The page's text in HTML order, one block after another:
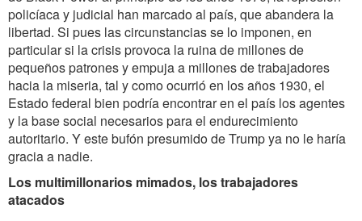
policíaca y judicial han marcado al país, que abandera la
libertad. Si pues las circunstancias se lo imponen, en
particular si la crisis provoca la ruina de millones de
pequeños patrones y empuja a millones de trabajadores
hacia la miseria, tal y como ocurrió en los años 1930, el
Estado federal bien podría encontrar en el país los agentes
y la base social necesarios para el endurecimiento
autoritario. Y este bufón presumido de Trump ya no le haría
gracia a nadie.
Los multimillonarios mimados, los trabajadores
atacados